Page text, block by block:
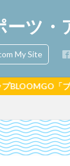
・ア
My Site
」ブログで